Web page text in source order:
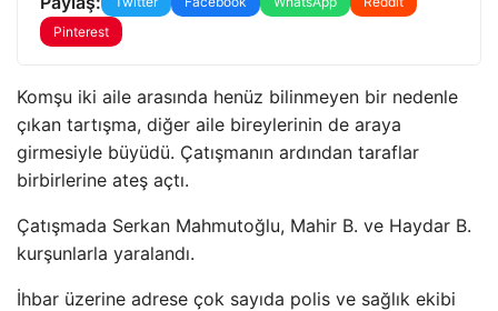
Pinterest
Komşu iki aile arasında henüz bilinmeyen bir nedenle
çıkan tartışma, diğer aile bireylerinin de araya
girmesiyle büyüdü. Çatışmanın ardından taraflar
birbirlerine ateş açtı.
Çatışmada Serkan Mahmutoğlu, Mahir B. ve Haydar B.
kurşunlarla yaralandı.
İhbar üzerine adrese çok sayıda polis ve sağlık ekibi